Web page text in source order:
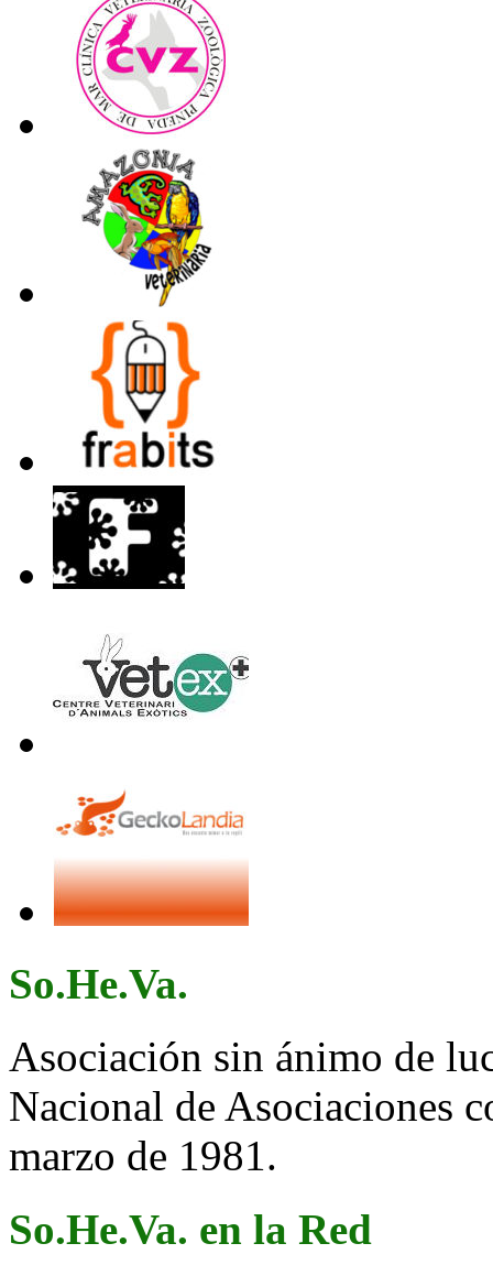
So.He.Va.
Asociación sin ánimo de
Nacional de Asociaciones
marzo de 1981.
So.He.Va. en la Red